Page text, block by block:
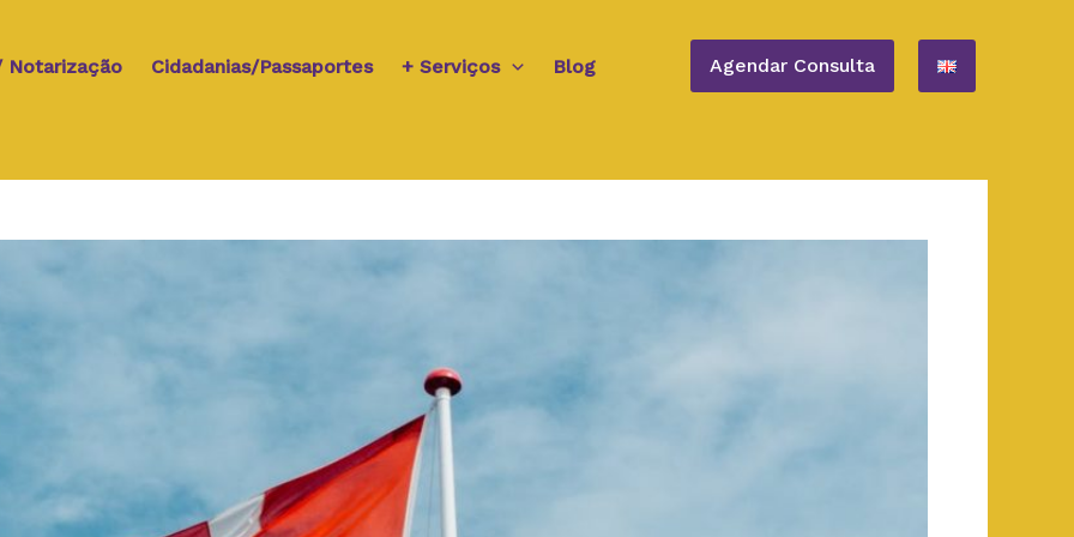
Notarização Cidadanias/Passaportes + Serviços Blog Agendar Consulta